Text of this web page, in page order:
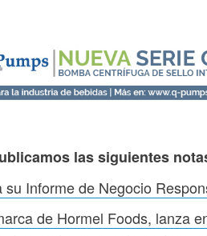
las siguientes
su Informe de Negocio
de Hormel Foods, lanza